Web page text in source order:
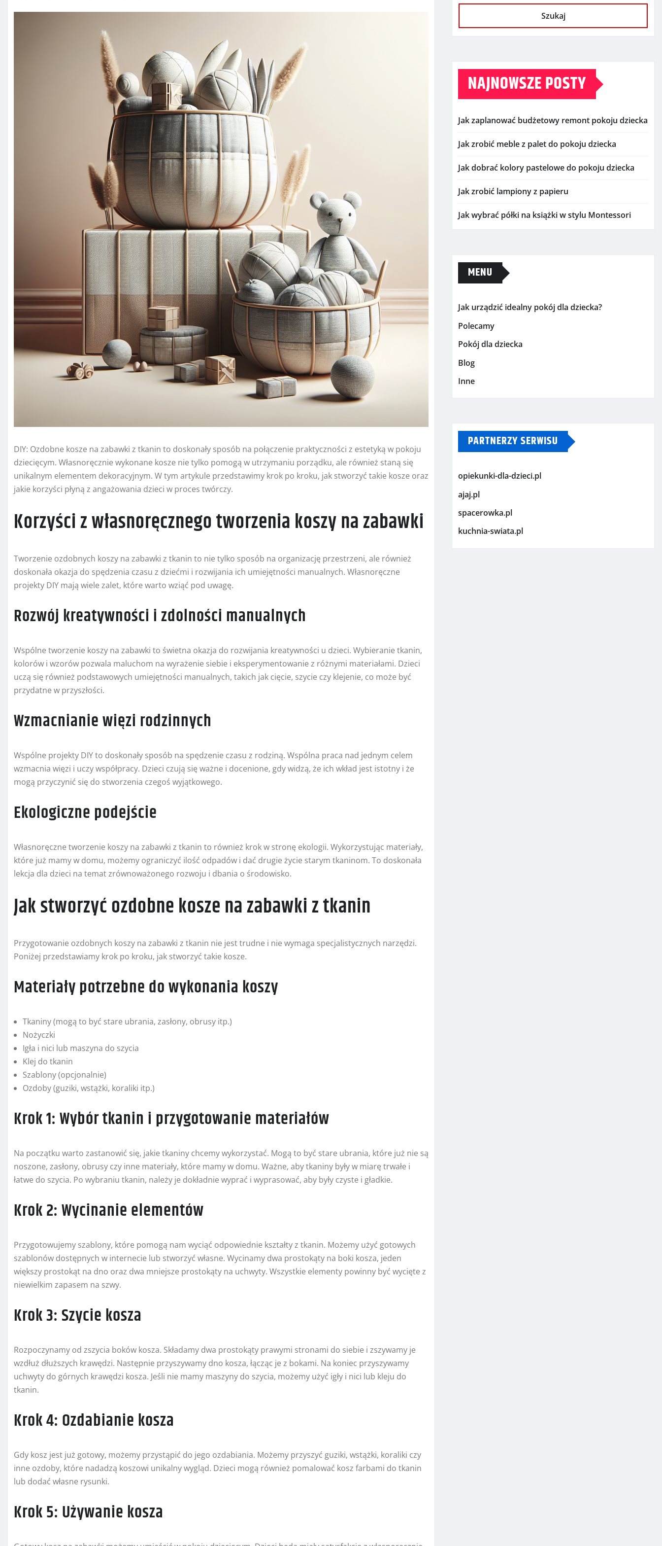
DIY: Ozdobne kosze na zabawki z tkanin to doskonały sposób na połączenie praktyczności z estetyką w pokoju
dziecięcym. Własnoręcznie wykonane kosze nie tylko pomogą w utrzymaniu porządku, ale również staną się
unikalnym elementem dekoracyjnym. W tym artykule przedstawimy krok po kroku, jak stworzyć takie kosze oraz
jakie korzyści płyną z angażowania dzieci w proces twórczy.
Korzyści z własnoręcznego tworzenia koszy na zabawki
Tworzenie ozdobnych koszy na zabawki z tkanin to nie tylko sposób na organizację przestrzeni, ale również
doskonała okazja do spędzenia czasu z dziećmi i rozwijania ich umiejętności manualnych. Własnoręczne
projekty DIY mają wiele zalet, które warto wziąć pod uwagę.
Rozwój kreatywności i zdolności manualnych
Wspólne tworzenie koszy na zabawki to świetna okazja do rozwijania kreatywności u dzieci. Wybieranie tkanin,
kolorów i wzorów pozwala maluchom na wyrażenie siebie i eksperymentowanie z różnymi materiałami. Dzieci
uczą się również podstawowych umiejętności manualnych, takich jak cięcie, szycie czy klejenie, co może być
przydatne w przyszłości.
Wzmacnianie więzi rodzinnych
Wspólne projekty DIY to doskonały sposób na spędzenie czasu z rodziną. Wspólna praca nad jednym celem
wzmacnia więzi i uczy współpracy. Dzieci czują się ważne i docenione, gdy widzą, że ich wkład jest istotny i że
mogą przyczynić się do stworzenia czegoś wyjątkowego.
Ekologiczne podejście
Własnoręczne tworzenie koszy na zabawki z tkanin to również krok w stronę ekologii. Wykorzystując materiały,
które już mamy w domu, możemy ograniczyć ilość odpadów i dać drugie życie starym tkaninom. To doskonała
lekcja dla dzieci na temat zrównoważonego rozwoju i dbania o środowisko.
Jak stworzyć ozdobne kosze na zabawki z tkanin
Przygotowanie ozdobnych koszy na zabawki z tkanin nie jest trudne i nie wymaga specjalistycznych narzędzi.
Poniżej przedstawiamy krok po kroku, jak stworzyć takie kosze.
Materiały potrzebne do wykonania koszy
Tkaniny (mogą to być stare ubrania, zasłony, obrusy itp.)
Nożyczki
Igła i nici lub maszyna do szycia
Klej do tkanin
Szablony (opcjonalnie)
Ozdoby (guziki, wstążki, koraliki itp.)
Krok 1: Wybór tkanin i przygotowanie materiałów
Na początku warto zastanowić się, jakie tkaniny chcemy wykorzystać. Mogą to być stare ubrania, które już nie są
noszone, zasłony, obrusy czy inne materiały, które mamy w domu. Ważne, aby tkaniny były w miarę trwałe i
łatwe do szycia. Po wybraniu tkanin, należy je dokładnie wyprać i wyprasować, aby były czyste i gładkie.
Krok 2: Wycinanie elementów
Przygotowujemy szablony, które pomogą nam wyciąć odpowiednie kształty z tkanin. Możemy użyć gotowych
szablonów dostępnych w internecie lub stworzyć własne. Wycinamy dwa prostokąty na boki kosza, jeden
większy prostokąt na dno oraz dwa mniejsze prostokąty na uchwyty. Wszystkie elementy powinny być wycięte z
niewielkim zapasem na szwy.
Krok 3: Szycie kosza
Rozpoczynamy od zszycia boków kosza. Składamy dwa prostokąty prawymi stronami do siebie i zszywamy je
wzdłuż dłuższych krawędzi. Następnie przyszywamy dno kosza, łącząc je z bokami. Na koniec przyszywamy
uchwyty do górnych krawędzi kosza. Jeśli nie mamy maszyny do szycia, możemy użyć igły i nici lub kleju do
tkanin.
Krok 4: Ozdabianie kosza
Gdy kosz jest już gotowy, możemy przystąpić do jego ozdabiania. Możemy przyszyć guziki, wstążki, koraliki czy
inne ozdoby, które nadadzą koszowi unikalny wygląd. Dzieci mogą również pomalować kosz farbami do tkanin
lub dodać własne rysunki.
Krok 5: Używanie kosza
Szukaj
NAJNOWSZE POSTY
Jak zaplanować budżetowy remont pokoju dziecka
Jak zrobić meble z palet do pokoju dziecka
Jak dobrać kolory pastelowe do pokoju dziecka
Jak zrobić lampiony z papieru
Jak wybrać półki na książki w stylu Montessori
MENU
Jak urządzić idealny pokój dla dziecka?
Polecamy
Pokój dla dziecka
Blog
Inne
PARTNERZY SERWISU
opiekunki-dla-dzieci.pl
ajaj.pl
spacerowka.pl
kuchnia-swiata.pl